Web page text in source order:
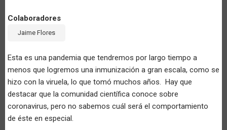
Colaboradores
Jaime Flores
Esta es una pandemia que tendremos por largo tiempo a
menos que logremos una inmunización a gran escala, como se
hizo con la viruela, lo que tomó muchos años. Hay que
destacar que la comunidad científica conoce sobre
coronavirus, pero no sabemos cuál será el comportamiento
de éste en especial.